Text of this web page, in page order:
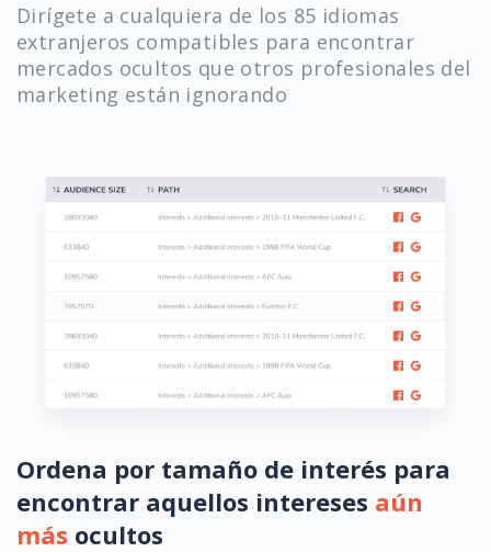
Dirígete a cualquiera de los 85 idiomas
extranjeros compatibles para encontrar
mercados ocultos que otros profesionales del
marketing están ignorando
Ordena por tamaño de interés para
encontrar aquellos intereses aún
más ocultos